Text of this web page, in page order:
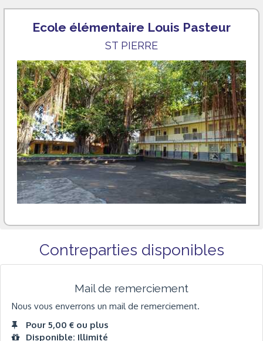
Ecole élémentaire Louis Pasteur
ST PIERRE
Contreparties disponibles
Mail de remerciement
Nous vous enverrons un mail de remerciement.
Pour 5,00 € ou plus
Disponible: Illimité